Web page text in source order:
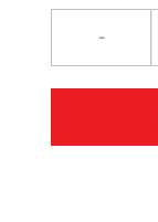
-